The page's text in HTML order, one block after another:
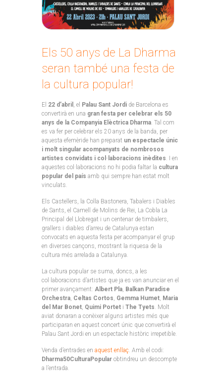
Els 50 anys de La Dharma
seran també una festa de
la cultura popular!
El 22 d’abril , el Palau Sant Jordi de Barcelona es
convertirà en una gran festa per celebrar els 50
anys de la Companyia Elèctrica Dharma . Tal com
es va fer per celebrar els 20 anys de la banda, per
aquesta efemèride han preparat un espectacle únic
i molt singular acompanyats de nombrosos
artistes convidats i col·laboracions inèdites . I en
aquestes col·laboracions no hi podia faltar la cultura
popular del país amb qui sempre han estat molt
vinculats.
Els Castellers, la Colla Bastonera, Tabalers i Diables
de Sants, el Camell de Molins de Rei, La Cobla La
Principal del Llobregat i un centenar de timbalers,
grallers i diables d’arreu de Catalunya estan
convocats en aquesta festa per acompanyar el grup
en diverses cançons, mostrant la riquesa de la
cultura més arrelada a Catalunya.
La cultura popular se suma, doncs, a les
col·laboracions d’artistes que ja es van anunciar en el
primer avançament: Albert Pla Balkan Paradise
Orchestra Celtas Cortos Gemma Humet Maria
del Mar Bonet Quimi Portet i The Tyets . Molt
aviat donaran a conèixer alguns artistes més que
participaran en aquest concert únic que convertirà el
Palau Sant Jordi en un espectacle històric irrepetible.
Venda d’entrades en aquest enllaç . Amb el codi:
Dharma50CulturaPopular obtindreu un descompte
a l’entrada.